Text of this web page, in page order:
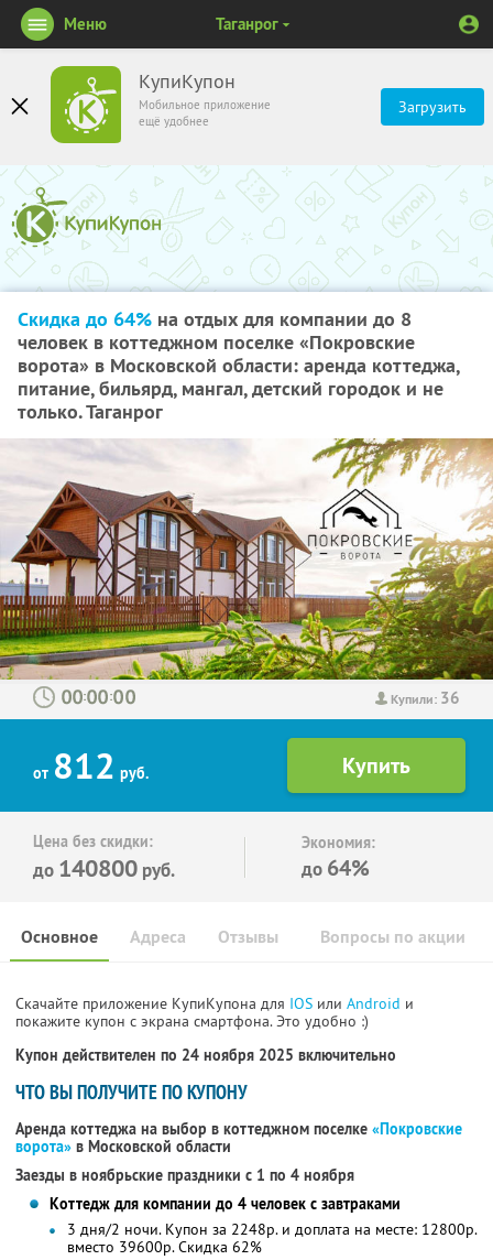
КупиКупон
Мобильное приложение
ещё удобнее
Загрузить
Меню Таганрог
Скидка до 64% на отдых для компании до 8
человек в коттеджном поселке «Покровские
ворота» в Московской области: аренда коттеджа,
питание, бильярд, мангал, детский городок и не
только. Таганрог
Купили: 36
: :
от 812 руб.
Цена без скидки:
до 140800 руб.
Экономия:
до 64%
Основное Отзывы Вопросы по акции
Адреса
Скачайте приложение КупиКупона для IOS или Android и
покажите купон с экрана смартфона. Это удобно :)
Купон действителен по 24 ноября 2025 включительно
ЧТО ВЫ ПОЛУЧИТЕ ПО КУПОНУ
Аренда коттеджа на выбор в коттеджном поселке «Покровские
ворота» в Московской области
Заезды в ноябрьские праздники с 1 по 4 ноября
Коттедж для компании до 4 человек с завтраками
3 дня/2 ночи. Купон за 2248р. и доплата на месте: 12800р.
вместо 39600р. Скидка 62%